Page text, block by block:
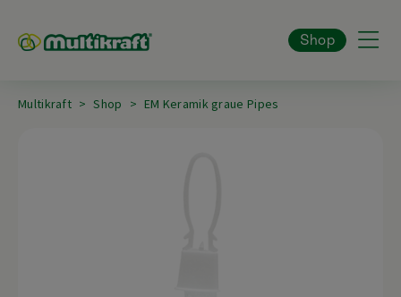
Shop
Multikraft Shop EM Keramik graue Pipes